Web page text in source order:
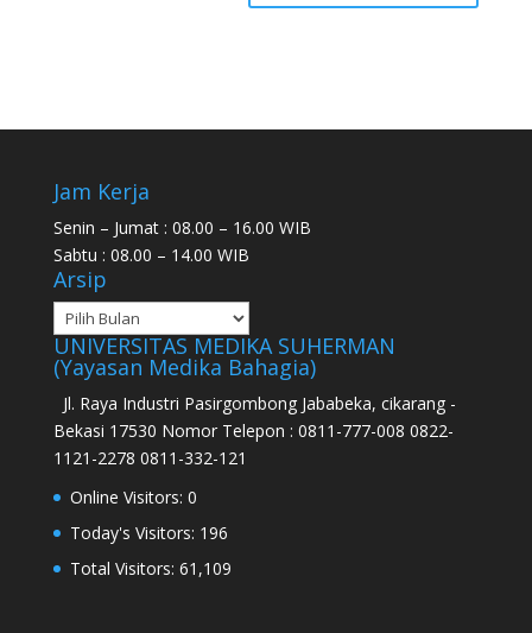
Jam Kerja
Senin – Jumat : 08.00 – 16.00 WIB
Sabtu : 08.00 – 14.00 WIB
Arsip
UNIVERSITAS MEDIKA SUHERMAN
(Yayasan Medika Bahagia)
Jl. Raya Industri Pasirgombong Jababeka, cikarang -
Bekasi 17530 Nomor Telepon : 0811-777-008 0822-
1121-2278 0811-332-121
Online Visitors: 0
Today's Visitors: 196
Total Visitors: 61,109